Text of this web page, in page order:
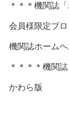
＊＊＊機関誌
会員様限定ブ
機関誌ホーム
＊＊＊＊機関
かわら版